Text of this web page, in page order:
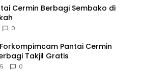
Cermin Berbagi Sembako di
0
Pantai Cermin
Berbagi Takjil Gratis
0